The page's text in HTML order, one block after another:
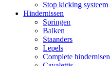
Stop kicking systeem
Hindernissen
Springen
Balken
Staanders
Lepels
Complete hindernisen